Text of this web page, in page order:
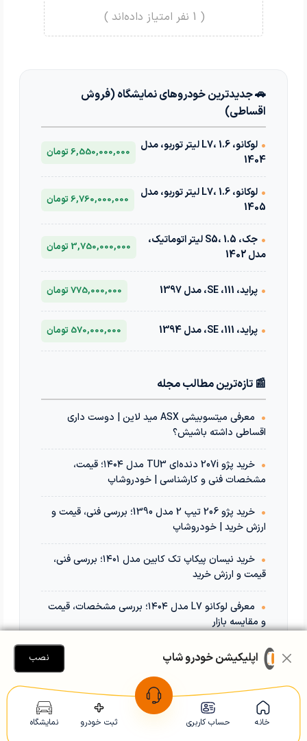
(
1 نفر امتیاز داده‌اند )
🚗 جدیدترین خودروهای نمایشگاه (فروش
اقساطی)
•
لوکانو، L7، 1.6 لیتر توربو، مدل
1404
6,550,000,000 تومان
•
لوکانو، L7، 1.6 لیتر توربو، مدل
1405
6,760,000,000 تومان
•
جک، S5، 1.5 لیتر اتوماتیک،
مدل 1402
3,750,000,000 تومان
• پراید، 111، SE، مدل 1397 775,000,000 تومان
• پراید، 111، SE، مدل 1394 570,000,000 تومان
📰 تازه‌ترین مطالب مجله
•
معرفی میتسوبیشی ASX مید لاین | دوست داری
اقساطی داشته باشیش؟
•
خرید پژو 207i دنده‌ای TU3 مدل ۱۴۰۴؛ قیمت،
مشخصات فنی و کارشناسی | خودروشاپ
•
خرید پژو 206 تیپ 2 مدل 1390؛ بررسی فنی، قیمت و
ارزش خرید | خودروشاپ
•
خرید نیسان پیکاپ تک کابین مدل ۱۴۰۱؛ بررسی فنی،
قیمت و ارزش خرید
•
معرفی لوکانو L7 مدل ۱۴۰۴؛ بررسی مشخصات، قیمت
و مقایسه بازار
خانه حساب کاربری ثبت خودرو نمایشگاه
اپلیکیشن خودرو شاپ نصب